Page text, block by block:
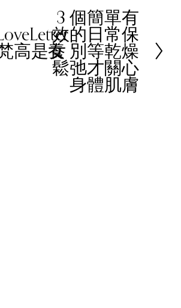
高是女
e
x
3 個簡單有
效的日常保
養 別等乾燥
鬆弛才關心
身體肌膚